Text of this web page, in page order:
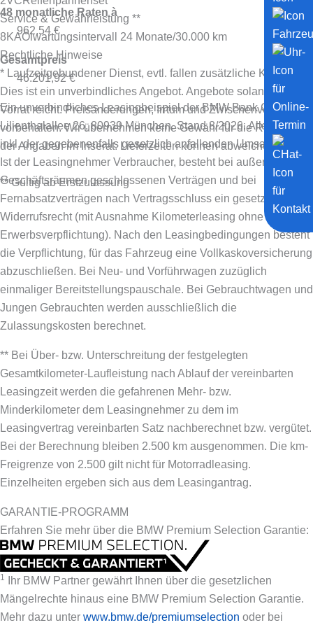
Service & Gewährleistung **
8KAÖlwartungsintervall 24 Monate/30.000 km
Rechtliche Hinweise
* Laufzeitgebundener Dienst, evtl. fallen zusätzliche Kosten an.
Dies ist ein unverbindliches Angebot. Angebote solange der
Vorrat reicht. Preisänderungen, Irrtum und Zwischenverkauf
vorbehalten. Wir übernehmen keine Gewähr für die Richtigkeit
der Angaben im Inserat. Lieferzeiten können abweichen.
** Gültig ab Erstzulassung
48 monatliche Raten à
962,54 €
Gesamtpreis
46.201,92 €
Ein unverbindliches Leasingbeispiel der BMW Bank GmbH,
Lilienthalallee 26, 80939 München. Stand 8/2026.Alle Preise
inkl. der gegebenenfalls gesetzlich anfallenden Umsatzsteuer.
Ist der Leasingnehmer Verbraucher, besteht bei außerhalb von
Geschäftsräumen geschlossenen Verträgen und bei
Fernabsatzverträgen nach Vertragsschluss ein gesetzliches
Widerrufsrecht (mit Ausnahme Kilometerleasing ohne
Erwerbsverpflichtung). Nach den Leasingbedingungen besteht
die Verpflichtung, für das Fahrzeug eine Vollkaskoversicherung
abzuschließen. Bei Neu- und Vorführwagen zuzüglich
einmaliger Bereitstellungspauschale. Bei Gebrauchtwagen und
Jungen Gebrauchten werden ausschließlich die
Zulassungskosten berechnet.
** Bei Über- bzw. Unterschreitung der festgelegten
Gesamtkilometer-Laufleistung nach Ablauf der vereinbarten
Leasingzeit werden die gefahrenen Mehr- bzw.
Minderkilometer dem Leasingnehmer zu dem im
Leasingvertrag vereinbarten Satz nachberechnet bzw. vergütet.
Bei der Berechnung bleiben 2.500 km ausgenommen. Die km-
Freigrenze von 2.500 gilt nicht für Motorradleasing.
Einzelheiten ergeben sich aus dem Leasingantrag.
GARANTIE-PROGRAMM
Erfahren Sie mehr über die BMW Premium Selection Garantie:
1
Ihr BMW Partner gewährt Ihnen über die gesetzlichen
Mängelrechte hinaus eine BMW Premium Selection Garantie.
Mehr dazu unter www.bmw.de/premiumselection oder bei